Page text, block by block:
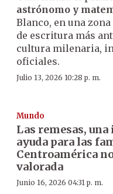
astrónomo y
Blanco, en una
de escritura más
cultura milenaria,
oficiales.
Julio 13, 2026 10:28 p. m.
Mundo
Las remesas,
ayuda para las
Centroamérica
valorada
Junio 16, 2026 04:31 p. m.